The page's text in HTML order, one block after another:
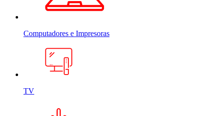
Computadores e Impresoras
TV